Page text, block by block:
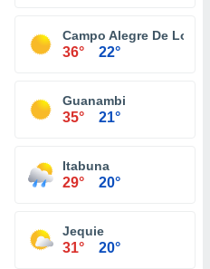
Campo Alegre De
36° 22°
Guanambi
35° 21°
Itabuna
29° 20°
Jequie
31° 20°